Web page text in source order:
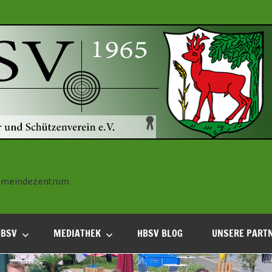
MEDIATHEK HBSV BLOG UNSERE